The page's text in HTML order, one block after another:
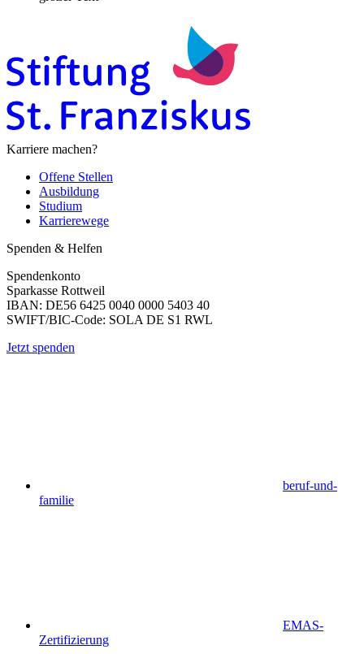
Karriere machen?
Offene Stellen
Ausbildung
Studium
Karrierewege
Spenden & Helfen
Spendenkonto
Sparkasse Rottweil
IBAN: DE56 6425 0040 0000 5403 40
SWIFT/BIC-Code: SOLA DE S1 RWL
Jetzt spenden
beruf-und-
familie
EMAS-
Zertifizierung